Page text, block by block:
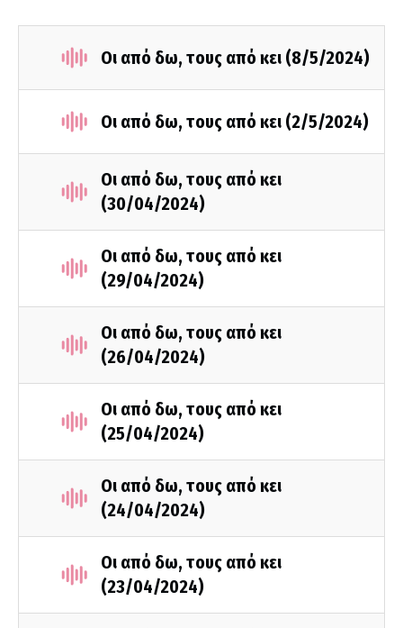
Οι από δω, τους από κει (8/5/2024)
Οι από δω, τους από κει (2/5/2024)
Οι από δω, τους από κει
(30/04/2024)
Οι από δω, τους από κει
(29/04/2024)
Οι από δω, τους από κει
(26/04/2024)
Οι από δω, τους από κει
(25/04/2024)
Οι από δω, τους από κει
(24/04/2024)
Οι από δω, τους από κει
(23/04/2024)